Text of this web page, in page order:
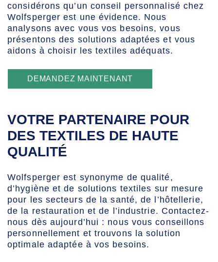
considérons qu’un conseil personnalisé chez
Wolfsperger est une évidence. Nous
analysons avec vous vos besoins, vous
présentons des solutions adaptées et vous
aidons à choisir les textiles adéquats.
DEMANDEZ MAINTENANT
VOTRE PARTENAIRE POUR
DES TEXTILES DE HAUTE
QUALITÉ
Wolfsperger est synonyme de qualité,
d’hygiène et de solutions textiles sur mesure
pour les secteurs de la santé, de l’hôtellerie,
de la restauration et de l’industrie. Contactez-
nous dès aujourd’hui : nous vous conseillons
personnellement et trouvons la solution
optimale adaptée à vos besoins.